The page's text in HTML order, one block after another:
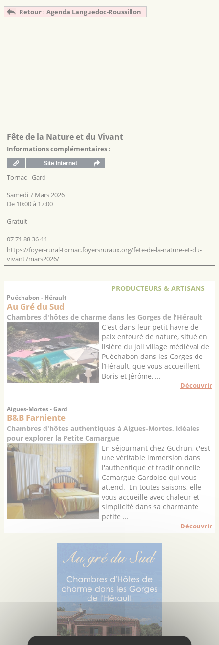
Retour : Agenda Languedoc-Roussillon
Fête de la Nature et du Vivant
Informations complémentaires :
Tornac - Gard
Samedi 7 Mars 2026
De 10:00 à 17:00
Gratuit
07 71 88 36 44
https://foyer-rural-tornac.foyersruraux.org/fete-de-la-nature-et-du-
vivant7mars2026/
PRODUCTEURS & ARTISANS
Puéchabon - Hérault
Au Gré du Sud
Chambres d'hôtes de charme dans les Gorges de l'Hérault
C'est dans leur petit havre de
paix entouré de nature, situé en
lisière du joli village médiéval de
Puéchabon dans les Gorges de
l’Hérault, que vous accueillent
Boris et Jérôme, ...
Découvrir
Aigues-Mortes - Gard
B&B Farniente
Chambres d'hôtes authentiques à Aigues-Mortes, idéales
pour explorer la Petite Camargue
En séjournant chez Gudrun, c'est
une véritable immersion dans
l'authentique et traditionnelle
Camargue Gardoise qui vous
attend. En toutes saisons, elle
vous accueille avec chaleur et
simplicité dans sa charmante
petite ...
Découvrir